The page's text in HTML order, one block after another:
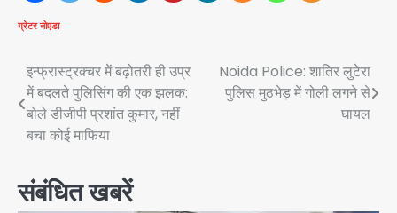
ग्रेटर नोएडा
Post
navigation
इन्फ्रास्ट्रक्चर में बढ़ोतरी ही उप्र
में बदलते पुलिसिंग की एक झलक:
बोले डीजीपी प्रशांत कुमार, नहीं
बचा कोई माफिया
Noida Police: शातिर लुटेरा
पुलिस मुठभेड़ में गोली लगने से
घायल
संबंधित खबरें